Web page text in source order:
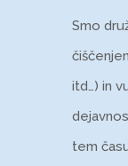
Smo
itd…) in
tem